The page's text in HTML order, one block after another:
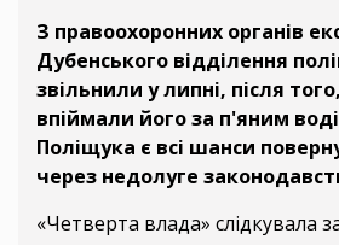
З правоохоронних органів
Дубенського відділення
звільнили у липні, після
впіймали його за п'яним
Поліщука є всі шанси
через недолуге
«Четверта влада» слідкувала